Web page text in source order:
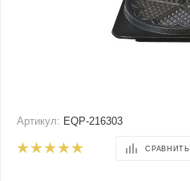
Артикул: EQP-216303
СРАВНИТЬ